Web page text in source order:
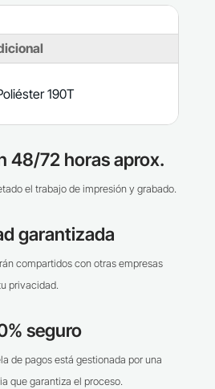
190T
48/72 horas aprox.
el trabajo de impresión y grabado.
garantizada
compartidos con otras empresas
privacidad.
seguro
de pagos está gestionada por una
que garantiza el proceso.